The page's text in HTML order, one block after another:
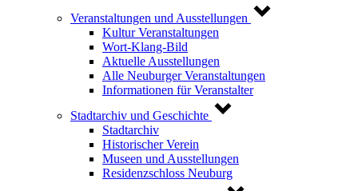
Veranstaltungen und Ausstellungen
Kultur Veranstaltungen
Wort-Klang-Bild
Aktuelle Ausstellungen
Alle Neuburger Veranstaltungen
Informationen für Veranstalter
Stadtarchiv und Geschichte
Stadtarchiv
Historischer Verein
Museen und Ausstellungen
Residenzschloss Neuburg